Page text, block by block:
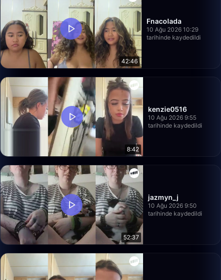
42:46
Fnacolada
10 Ağu 2026 10:29
tarihinde kaydedildi
8:42
kenzie0516
10 Ağu 2026 9:55
tarihinde kaydedildi
52:37
jazmyn_j
10 Ağu 2026 9:50
tarihinde kaydedildi